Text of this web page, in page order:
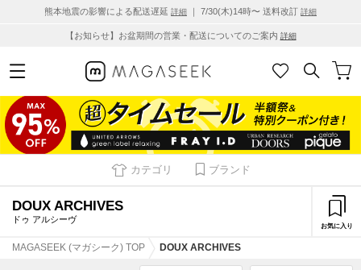
熊本地震の影響による配送遅延 詳細 ｜ 7/30(木)14時〜 送料改訂 詳細
【お知らせ】お盆期間の営業・配送についてのご案内 詳細
カテゴリ ブランド
DOUX ARCHIVES
ドゥ アルシーヴ
お気に入り
MAGASEEK (マガシーク) TOP DOUX ARCHIVES